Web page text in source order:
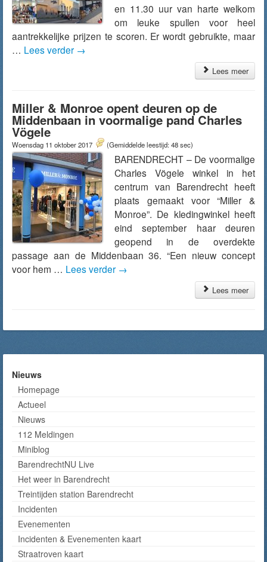
en 11.30 uur van harte welkom
om leuke spullen voor heel
aantrekkelijke prijzen te scoren. Er wordt gebruikte, maar
… Lees verder →
Lees meer
Miller & Monroe opent deuren op de
Middenbaan in voormalige pand Charles
Vögele
Woensdag 11 oktober 2017 (Gemiddelde leestijd: 48 sec)
BARENDRECHT – De voormalige
Charles Vögele winkel in het
centrum van Barendrecht heeft
plaats gemaakt voor “Miller &
Monroe”. De kledingwinkel heeft
eind september haar deuren
geopend in de overdekte
passage aan de Middenbaan 36. “Een nieuw concept
voor hem … Lees verder →
Lees meer
Nieuws
Homepage
Actueel
Nieuws
112 Meldingen
Miniblog
BarendrechtNU Live
Het weer in Barendrecht
Treintijden station Barendrecht
Incidenten
Evenementen
Incidenten & Evenementen kaart
Straatroven kaart